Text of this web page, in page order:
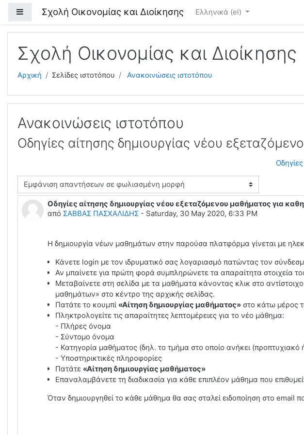
Πλευρικός πίνακας
Σχολή Οικονομίας και Διοίκησης Ελληνικά ‎(el)‎
Σχολή Οικονομίας και Διοίκησης
Αρχική Σελίδες ιστοτόπου Ανακοινώσεις ιστοτόπου
Ανακοινώσεις ιστοτόπου
Οδηγίες αίτησης δημιουργίας νέου
εμφάνισης
Οδηγίες αίτησης δημιουργίας νέου εξεταζόμενου μαθήματος για
από ΣΑΒΒΑΣ ΠΑΣΧΑΛΙΔΗΣ - Saturday, 30 May 2020, 6:33 PM
Αριθμός απαντήσεων: 0
Η δημιουργία νέων μαθημάτων στην παρούσα πλατφόρμα γίνεται με
Κάνετε login με τον ιδρυματικό σας λογαριασμό πατώντας τον
Αν μπαίνετε για πρώτη φορά συμπληρώνετε τα απαραίτητα στοιχεία
Μεταβαίνετε στη σελίδα με τα μαθήματα κάνοντας κλικ στο
μαθημάτων» στο κέντρο της αρχικής σελίδας.
Πατάτε το κουμπί «Αίτηση δημιουργίας μαθήματος» στο κάτω μέρος
Πληκτρολογείτε τις απαραίτητες λεπτομέρειες για το νέο μάθημα:
- Πλήρες όνομα
- Σύντομο όνομα
- Κατηγορία μαθήματος (δηλ. το τμήμα στο οποίο ανήκει (προπτυχιακό
- Υποστηρικτικές πληροφορίες
Πατάτε «Αίτηση δημιουργίας μαθήματος»
Επαναλαμβάνετε τη διαδικασία για κάθε επιπλέον μάθημα που
Όταν δημιουργηθεί το κάθε μάθημα θα σας σταλεί ειδοποίηση στο email